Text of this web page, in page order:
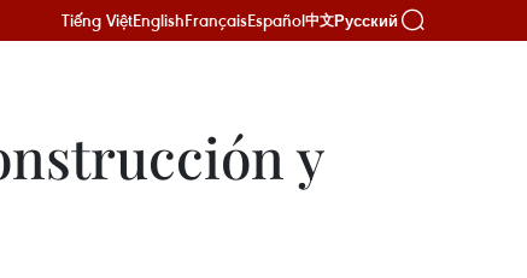
Tiếng ViệtEnglishFrançaisEspañol中文Русский
y